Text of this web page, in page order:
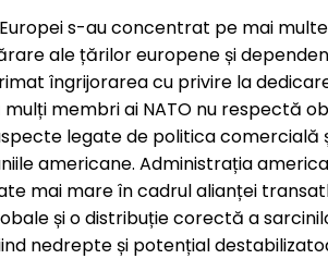
s-au concentrat pe mai
ale țărilor europene și
îngrijorarea cu privire la
membri ai NATO nu respectă
legate de politica
americane. Administrația
mai mare în cadrul alianței
și o distribuție corectă a
nedrepte și potențial